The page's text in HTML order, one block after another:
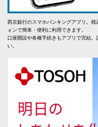
西京銀行のスマホバンキングアプリ。
ォンで簡単・便利に利用できます。
口座開設や各種手続きもアプリで完結
い。